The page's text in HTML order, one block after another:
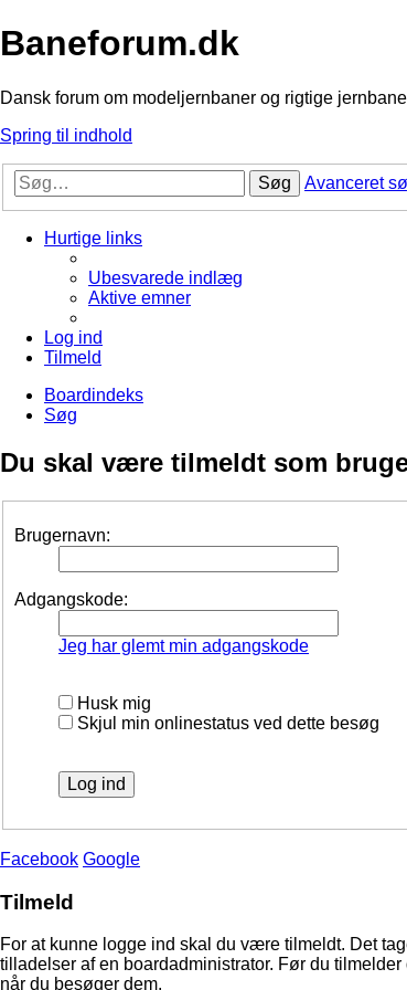
Baneforum.dk
Dansk forum om modeljernbaner og rigtige
Spring til indhold
Søg Avanceret
Hurtige links
Ubesvarede indlæg
Aktive emner
Log ind
Tilmeld
Boardindeks
Søg
Du skal være tilmeldt som
Brugernavn:
Adgangskode:
Jeg har glemt min adgangskode
Husk mig
Skjul min onlinestatus ved dette besøg
Facebook Google
Tilmeld
For at kunne logge ind skal du være tilmeldt. Det
tilladelser af en boardadministrator. Før du
når du besøger dem.